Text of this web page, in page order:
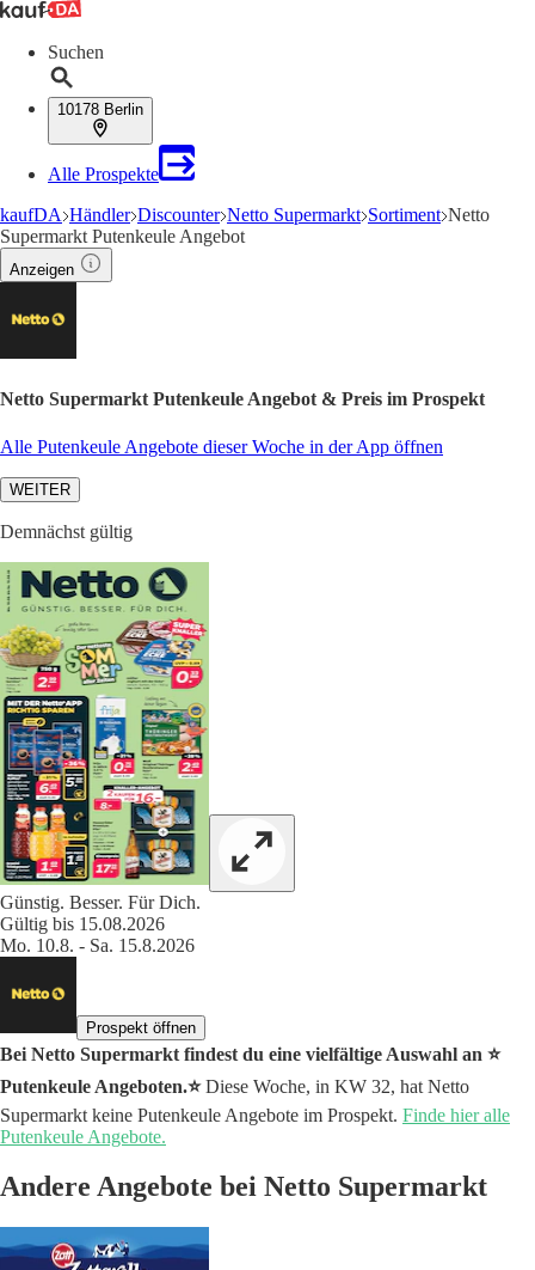
Suchen
10178 Berlin
Alle Prospekte
kaufDA Händler Discounter Netto Supermarkt Sortiment Netto
Supermarkt Putenkeule Angebot
Anzeigen
Netto Supermarkt Putenkeule Angebot & Preis im Prospekt
Alle Putenkeule Angebote dieser Woche in der App öffnen
WEITER
Demnächst gültig
Günstig. Besser. Für Dich.
Gültig bis 15.08.2026
Mo. 10.8. - Sa. 15.8.2026
Prospekt öffnen
Bei Netto Supermarkt findest du eine vielfältige Auswahl an ⭐️
Putenkeule Angeboten.⭐️Diese Woche, in KW 32, hat Netto
Supermarkt keine Putenkeule Angebote im Prospekt. Finde hier alle
Putenkeule Angebote.
Andere Angebote bei Netto Supermarkt